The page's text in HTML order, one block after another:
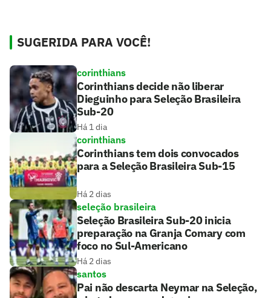
SUGERIDA PARA VOCÊ!
corinthians
Corinthians decide não liberar
Dieguinho para Seleção Brasileira
Sub-20
Há 1 dia
corinthians
Corinthians tem dois convocados
para a Seleção Brasileira Sub-15
Há 2 dias
seleção brasileira
Seleção Brasileira Sub-20 inicia
preparação na Granja Comary com
foco no Sul-Americano
Há 2 dias
santos
Pai não descarta Neymar na Seleção,